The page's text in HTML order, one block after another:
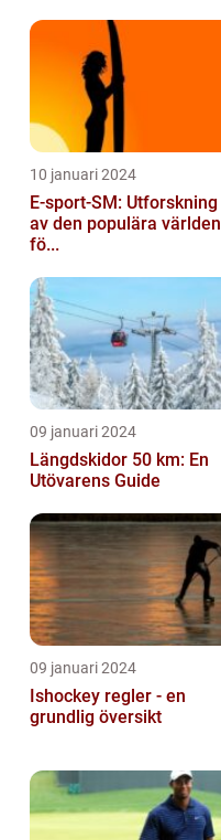
10 januari 2024
E-sport-SM: Utforskning
av den populära världen
fö...
09 januari 2024
Längdskidor 50 km: En
Utövarens Guide
09 januari 2024
Ishockey regler - en
grundlig översikt